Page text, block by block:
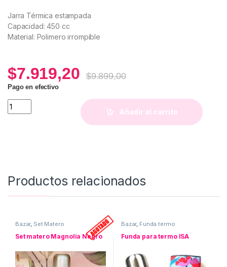
Jarra Térmica estampada
Capacidad: 450 cc
Material: Polimero irrompible
$7.919,20 $9.899,00
Pago en efectivo
Jarrita More Amore quantity
Añadir al carrito
Productos relacionados
Bazar, Set Matero
Set matero Magnolia Negro
Bazar, Funda termo
Funda para termo ISA